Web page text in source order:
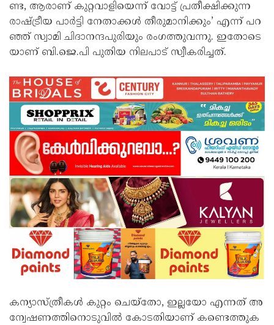
ണ്ട, ആ​രാ​ണ്​ കു​റ്റ​വാ​ളി​യെ​ന്ന്​ വോ​ട്ട്​ പ്ര​തീ​ക്ഷി​ക്കു​ന്ന
രാ​ഷ്ട്രീ​യ പാ​ർ​ട്ടി നേ​താ​ക്ക​ൾ തീ​രു​മാ​നി​ക്കും’ എ​ന്ന്​ പ​റ​
ഞ്ഞ്​ സ്വാ​മി ചി​ദാ​ന​ന്ദ​പു​രി​യും രം​ഗ​ത്തു​വ​ന്നു. ഇ​തോ​ടെ​
യാ​ണ് ബി.​ജെ.​പി പു​തി​യ നി​ല​പാ​ട് സ്വീ​ക​രി​ച്ച​ത്.
ക​ന്യാ​സ്ത്രീ​ക​ൾ കു​റ്റം ചെ​യ്​​തോ, ഇ​ല്ല​യോ എ​ന്ന​ത്​ അ​
ന്വേ​ഷ​ണ​ത്തി​നൊ​ടു​വി​ൽ കോ​ട​തി​യാ​ണ്​ ക​ണ്ടെ​ത്തു​ക​